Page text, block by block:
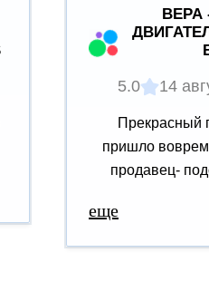
5.0 14
Прекрасный
пришло
продавец-
еще